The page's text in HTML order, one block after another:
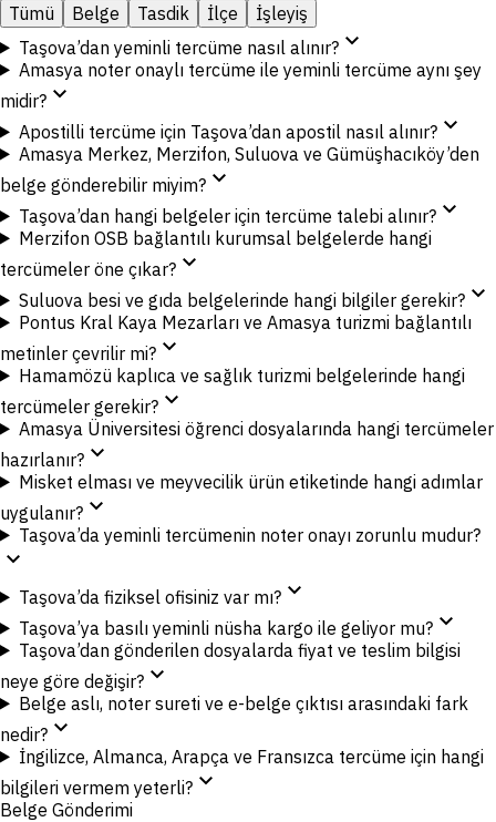
Tümü Belge Tasdik İlçe
İşleyiş
Taşova’dan yeminli tercüme nasıl alınır?expand_more
Amasya noter onaylı tercüme ile yeminli tercüme aynı şey
midir? expand_more
Apostilli tercüme için Taşova’dan apostil nasıl alınır?expand_more
Amasya Merkez, Merzifon, Suluova ve Gümüşhacıköy’den
belge gönderebilir miyim? expand_more
Taşova’dan hangi belgeler için tercüme talebi alınır?expand_more
Merzifon OSB bağlantılı kurumsal belgelerde hangi
tercümeler öne çıkar? expand_more
Suluova besi ve gıda belgelerinde hangi bilgiler gerekir?expand_more
Pontus Kral Kaya Mezarları ve Amasya turizmi bağlantılı
metinler çevrilir mi? expand_more
Hamamözü kaplıca ve sağlık turizmi belgelerinde hangi
tercümeler gerekir? expand_more
Amasya Üniversitesi öğrenci dosyalarında hangi tercümeler
hazırlanır? expand_more
Misket elması ve meyvecilik ürün etiketinde hangi adımlar
uygulanır? expand_more
Taşova’da yeminli tercümenin noter onayı zorunlu mudur?
expand_more
Taşova’da fiziksel ofisiniz var mı?expand_more
Taşova’ya basılı yeminli nüsha kargo ile geliyor mu?expand_more
Taşova’dan gönderilen dosyalarda fiyat ve teslim bilgisi
neye göre değişir? expand_more
Belge aslı, noter sureti ve e-belge çıktısı arasındaki fark
nedir? expand_more
İngilizce, Almanca, Arapça ve Fransızca tercüme için hangi
bilgileri vermem yeterli? expand_more
Belge Gönderimi